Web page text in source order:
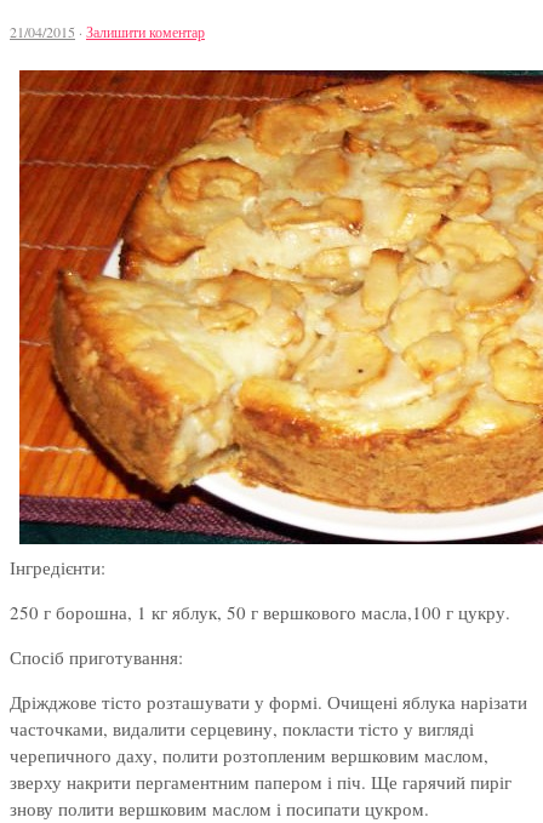
21/04/2015 · Залишити коментар
Інгредієнти:
250 г борошна, 1 кг яблук, 50 г вершкового масла,100 г цукру.
Спосіб приготування:
Дріжджове тісто розташувати у формі. Очищені яблука нарізати
часточками, видалити серцевину, покласти тісто у вигляді
черепичного даху, полити розтопленим вершковим маслом,
зверху накрити пергаментним папером і піч. Ще гарячий пиріг
знову полити вершковим маслом і посипати цукром.